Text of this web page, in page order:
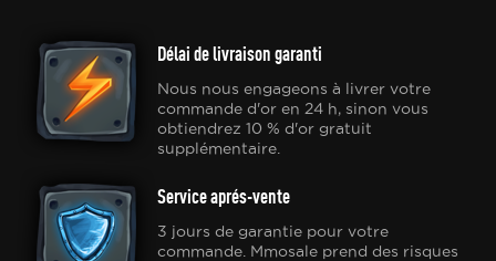
Délai de livraison garanti
Nous nous engageons à livrer votre
commande d'or en 24 h, sinon vous
obtiendrez 10 % d'or gratuit
supplémentaire.
Service aprés-vente
3 jours de garantie pour votre
commande. Mmosale prend des risques